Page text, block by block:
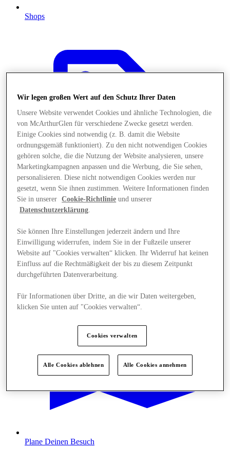
Shops
Angebote
Plane Deinen Besuch
Wir legen großen Wert auf den Schutz Ihrer Daten
Unsere Website verwendet Cookies und ähnliche Technologien, die
von McArthurGlen für verschiedene Zwecke gesetzt werden.
Einige Cookies sind notwendig (z. B. damit die Website
ordnungsgemäß funktioniert). Zu den nicht notwendigen Cookies
gehören solche, die die Nutzung der Website analysieren, unsere
Marketingkampagnen anpassen und die Werbung, die Sie sehen,
personalisieren. Diese nicht notwendigen Cookies werden nur
gesetzt, wenn Sie ihnen zustimmen. Weitere Informationen finden
Sie in unserer
Cookie-Richtlinie und unserer
Datenschutzerklärung
Sie können Ihre Einstellungen jederzeit ändern und Ihre
Einwilligung widerrufen, indem Sie in der Fußzeile unserer
Website auf "Cookies verwalten“ klicken. Ihr Widerruf hat keinen
Einfluss auf die Rechtmäßigkeit der bis zu diesem Zeitpunkt
durchgeführten Datenverarbeitung.
Für Informationen über Dritte, an die wir Daten weitergeben,
klicken Sie unten auf "Cookies verwalten“.
Cookies verwalten
Alle Cookies ablehnen Alle Cookies annehmen